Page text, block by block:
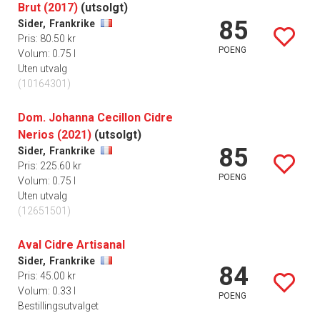
Brut (2017) (utsolgt)
Sider, Frankrike
Pris: 80.50 kr
Volum: 0.75 l
Uten utvalg
(10164301)
85
POENG
Dom. Johanna Cecillon Cidre
Nerios (2021) (utsolgt)
Sider, Frankrike
Pris: 225.60 kr
Volum: 0.75 l
Uten utvalg
(12651501)
85
POENG
Aval Cidre Artisanal
Sider, Frankrike
Pris: 45.00 kr
Volum: 0.33 l
Bestillingsutvalget
84
POENG